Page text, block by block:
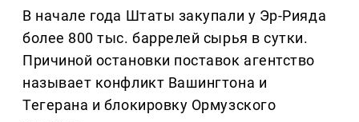
В начале года Штаты закупали у Эр-Рияда
более 800 тыс. баррелей сырья в сутки.
Причиной остановки поставок агентство
называет конфликт Вашингтона и
Тегерана и блокировку Ормузского